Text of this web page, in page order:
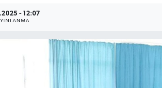
- 12:07